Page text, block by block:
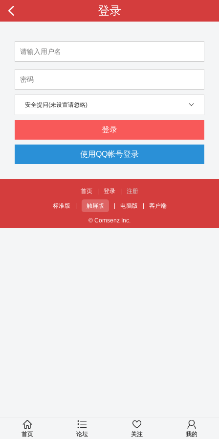
登录
安全提问(未设置请忽略)
登录
使用QQ帐号登录
首页 登录 注册
标准版 触屏版 电脑版 客户端
© Comsenz Inc.
首页 论坛 关注 我的